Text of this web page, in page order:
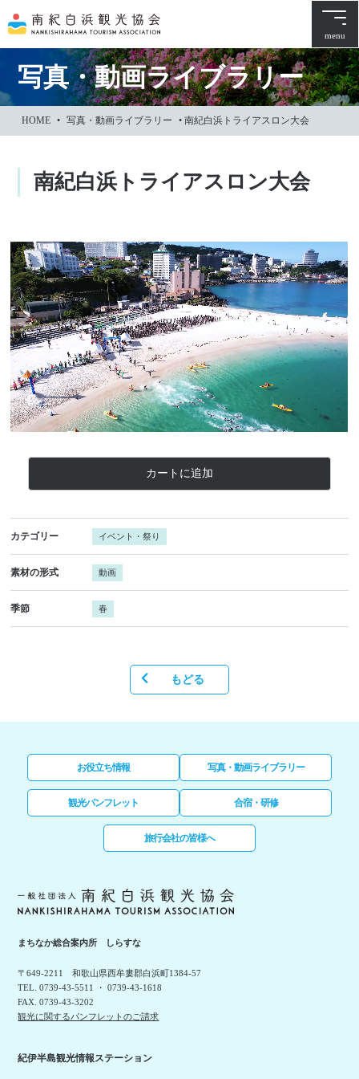
文
に
ッ
menu
写真・動画ライブラリー
HOME • 写真・動画ライブラリー •南紀白浜トライアスロン大会
南紀白浜トライアスロン大会
カートに追加
カテゴリー イベント・祭り
素材の形式 動画
季節 春
もどる
お役立ち情報 写真・動画ライブラリー
観光パンフレット 合宿・研修
旅行会社の皆様へ
まちなか総合案内所 しらすな
〒649-2211 和歌山県西牟婁郡白浜町1384-57
TEL. 0739-43-5511 ・ 0739-43-1618
FAX. 0739-43-3202
観光に関するパンフレットのご請求
紀伊半島観光情報ステーション